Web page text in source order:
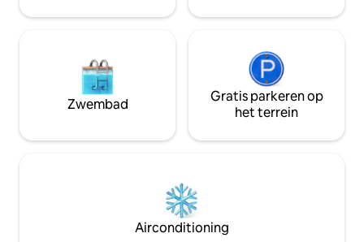
allemaal grote bedden van 1,8 x 2 m (er
pannen en servies, allemaal klaar voor je
om je eigen maaltijden te koken.Het
huis ligt op 50 m van 7-11, op 500 m van
de Chiang Mai University, op 8 km van de
km van Nimman Road en op 3 km van de
buitenzwembad van 8,4 x 3,4 m, een
parkeergarage en een tuin van 480
m².Er is een oppas om op te ruimen
gereinigd
Zwembad
Gratis parkeren op
het terrein
Airconditioning